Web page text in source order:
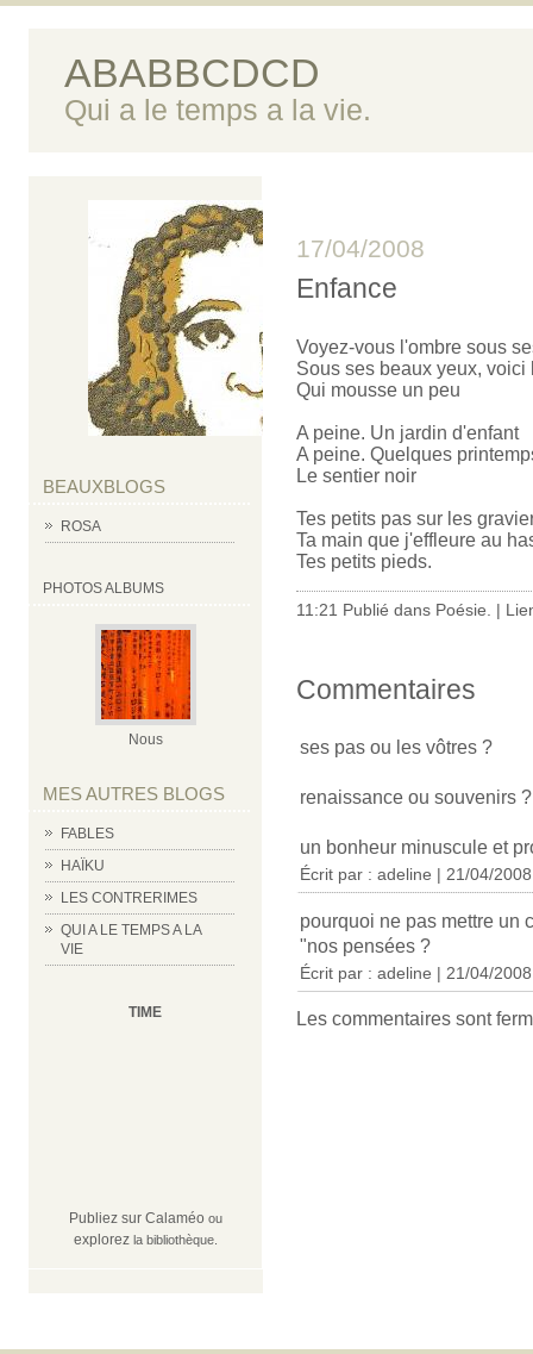
ABABBCDCD
Qui a le temps a la vie.
BEAUXBLOGS
ROSA
PHOTOS ALBUMS
Nous
MES AUTRES BLOGS
FABLES
HAÏKU
LES CONTRERIMES
QUI A LE TEMPS A LA
VIE
TIME
Publiez sur Calaméo ou
explorez la bibliothèque.
17/04/2008
Enfance
Voyez-vous l'ombre sous
Sous ses beaux yeux, voici
Qui mousse un peu
A peine. Un jardin d'enfant
A peine. Quelques
Le sentier noir
Tes petits pas sur les
Ta main que j'effleure au
Tes petits pieds.
11:21 Publié dans Poésie. |
Commentaires
ses pas ou les vôtres ?
renaissance ou souvenirs ?
un bonheur minuscule et
Écrit par : adeline | 21/04/2008
pourquoi ne pas mettre un
"nos pensées ?
Écrit par : adeline | 21/04/2008
Les commentaires sont